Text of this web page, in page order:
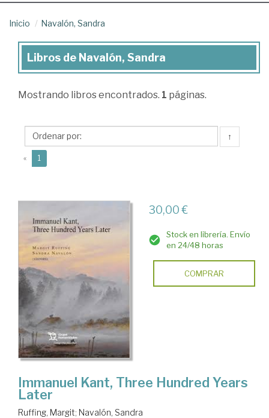
Inicio Navalón, Sandra
Libros
Navalón,
Libros de Navalón, Sandra
Mostrando libros encontrados. 1 páginas.
↑
« 1
30,00 €
Stock en librería. Envío
en 24/48 horas
COMPRAR
Immanuel Kant, Three Hundred Years
Later
Ruffing, Margit; Navalón, Sandra